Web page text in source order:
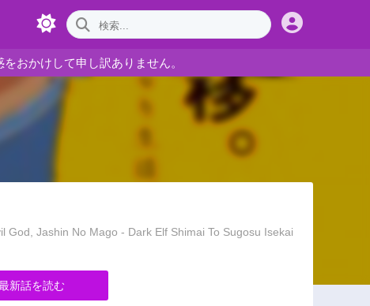
おかけして申し訳ありません。
God, Jashin No Mago - Dark Elf Shimai To Sugosu Isekai
新話を読む